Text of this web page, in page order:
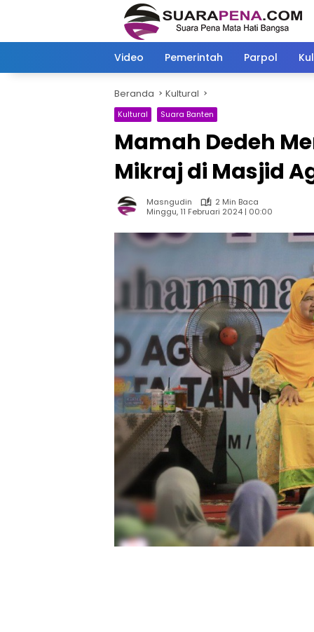
Video Pemerintah Parpol
Beranda Kultural
Kultural Suara Banten
Mamah Dedeh
Mikraj di Masjid
Masngudin
2 Min Baca
Minggu, 11 Februari 2024 | 00:00